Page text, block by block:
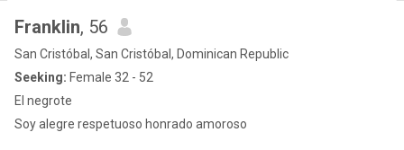
Franklin, 56
San Cristóbal, San Cristóbal, Dominican Republic
Seeking: Female 32 - 52
El negrote
Soy alegre respetuoso honrado amoroso